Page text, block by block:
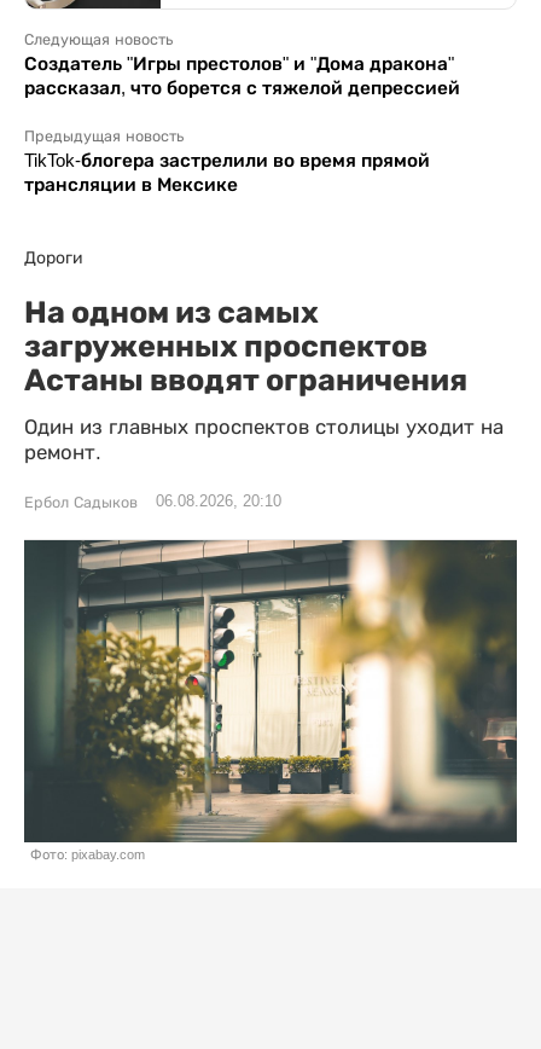
Следующая новость
Создатель "Игры престолов" и "Дома дракона"
рассказал, что борется с тяжелой депрессией
Предыдущая новость
TikTok-блогера застрелили во время прямой
трансляции в Мексике
Дороги
На одном из самых
загруженных проспектов
Астаны вводят ограничения
Один из главных проспектов столицы уходит на
ремонт.
Ербол Садыков 06.08.2026, 20:10
Фото: pixabay.com